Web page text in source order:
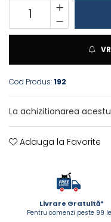
Cod Produs:192
La achizitionarea
Adauga la Favorite
Livrare Gratuită*
Pentru comenzi peste 99